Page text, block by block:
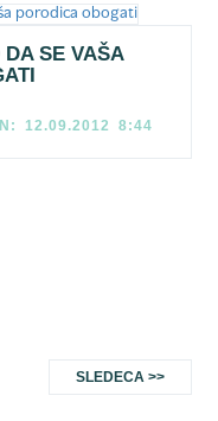
SE VAŠA
12.09.2012 8:44
SLEDECA >>